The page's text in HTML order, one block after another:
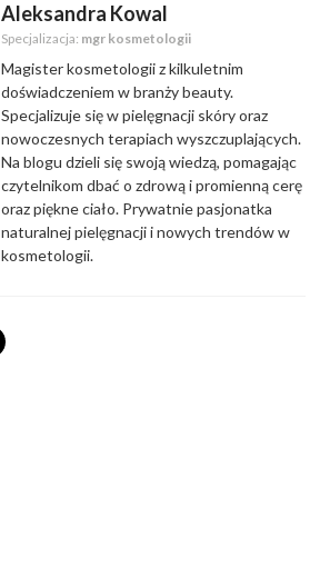
Aleksandra Kowal
Specjalizacja: mgr kosmetologii
Magister kosmetologii z kilkuletnim
doświadczeniem w branży beauty.
Specjalizuje się w pielęgnacji skóry oraz
nowoczesnych terapiach wyszczuplających.
Na blogu dzieli się swoją wiedzą, pomagając
czytelnikom dbać o zdrową i promienną cerę
oraz piękne ciało. Prywatnie pasjonatka
naturalnej pielęgnacji i nowych trendów w
kosmetologii.